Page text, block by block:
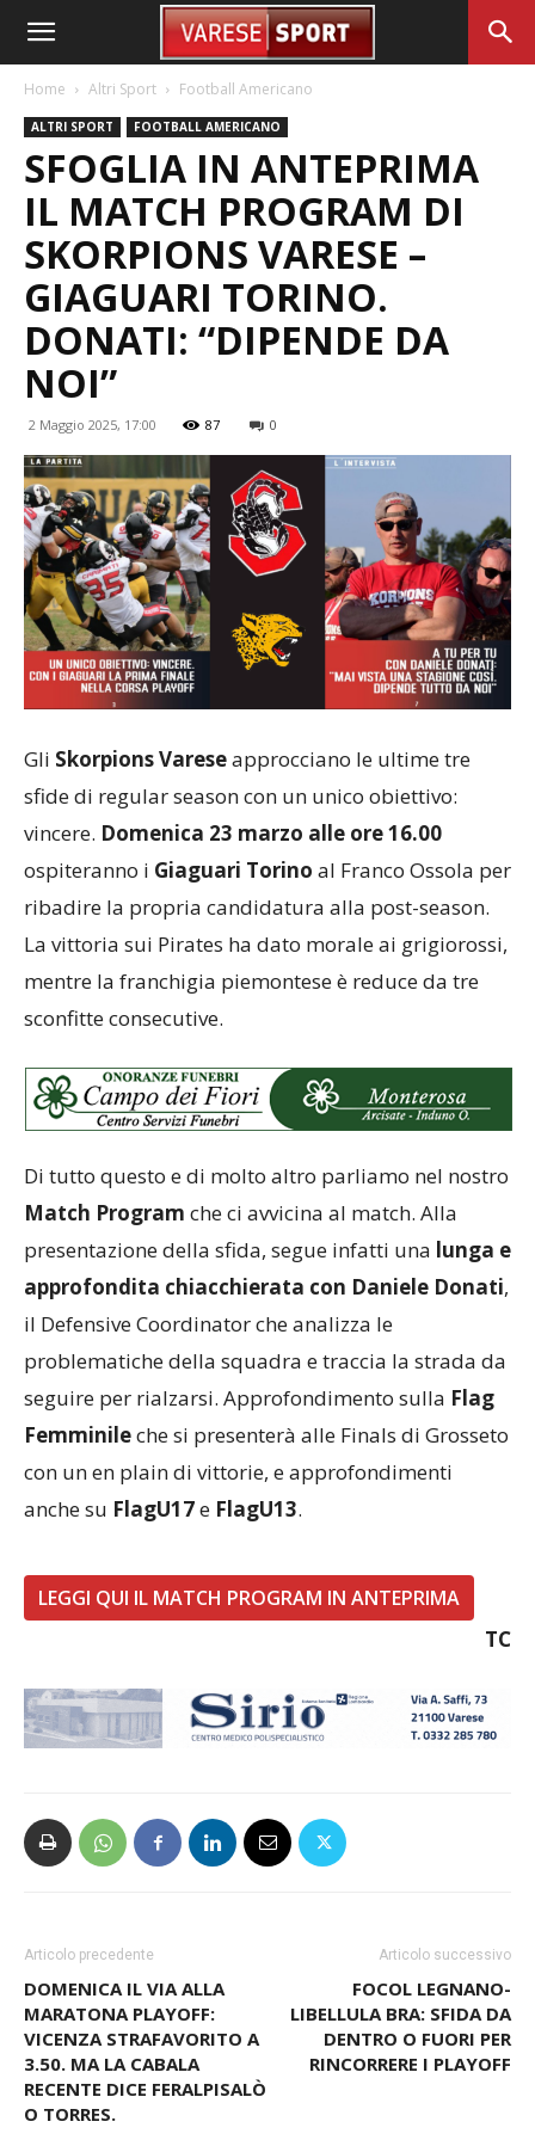
Home Altri Sport Football Americano
ALTRI SPORT FOOTBALL AMERICANO
SFOGLIA IN ANTEPRIMA
IL MATCH PROGRAM DI
SKORPIONS VARESE –
GIAGUARI TORINO.
DONATI: “DIPENDE DA
NOI”
2 Maggio 2025, 17:00 87 0
Gli Skorpions Vareseapprocciano le ultime tre
sfide di regular season con un unico obiettivo:
vincere. Domenica 23 marzo alle ore 16.00
ospiteranno i Giaguari Torino al Franco Ossola per
ribadire la propria candidatura alla post-season.
La vittoria sui Pirates ha dato morale ai grigiorossi,
mentre la franchigia piemontese è reduce da tre
sconfitte consecutive.
Di tutto questo e di molto altro parliamo nel nostro
Match Program che ci avvicina al match. Alla
presentazione della sfida, segue infatti una lunga e
approfondita chiacchierata con Daniele Donati,
il Defensive Coordinator che analizza le
problematiche della squadra e traccia la strada da
seguire per rialzarsi. Approfondimento sulla Flag
Femminileche si presenterà alle Finals di Grosseto
con un en plain di vittorie, e approfondimenti
anche su FlagU17e FlagU13.
LEGGI QUI IL MATCH PROGRAM IN ANTEPRIMA
TC
Articolo precedente
DOMENICA IL VIA ALLA
MARATONA PLAYOFF:
VICENZA STRAFAVORITO A
3.50. MA LA CABALA
RECENTE DICE FERALPISALÒ
O TORRES.
Articolo successivo
FOCOL LEGNANO-
LIBELLULA BRA: SFIDA DA
DENTRO O FUORI PER
RINCORRERE I PLAYOFF